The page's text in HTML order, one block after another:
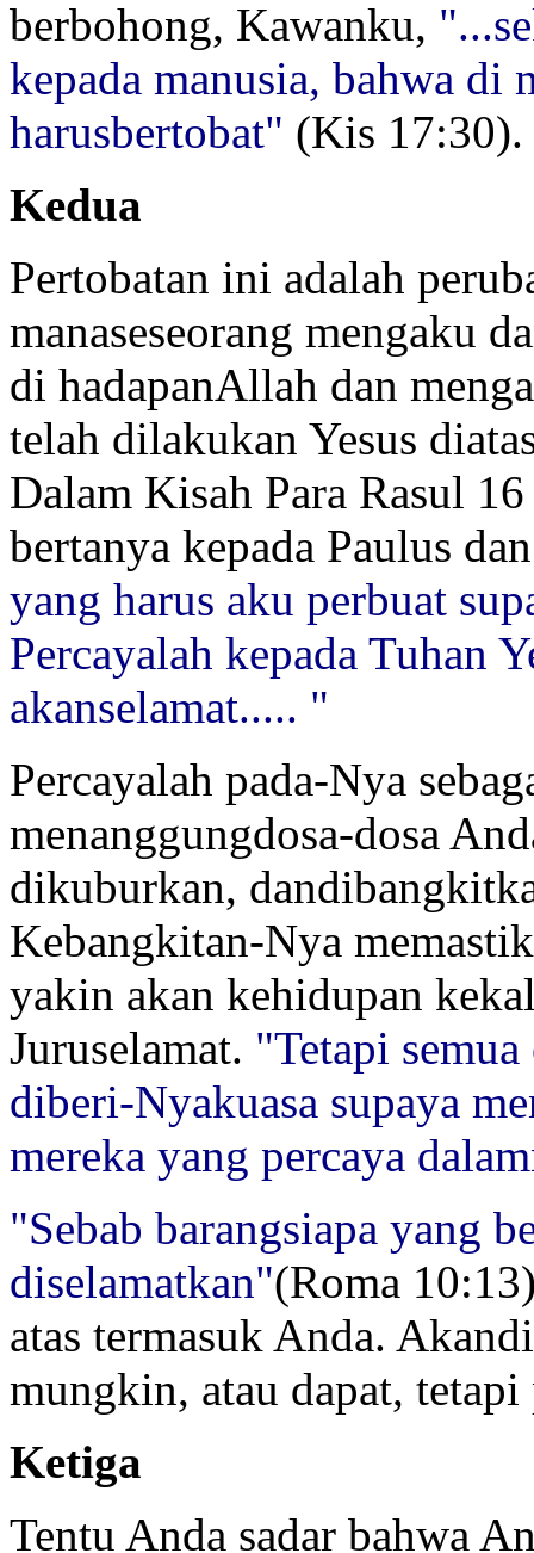
berbohong, Kawanku,
kepada manusia, bahwa di
harusbertobat" (Kis 17:30).
Kedua
Pertobatan ini adalah
manaseseorang mengaku
di hadapanAllah dan
telah dilakukan Yesus
Dalam Kisah Para Rasul
bertanya kepada Paulus
yang harus aku perbuat
Percayalah kepada Tuhan
akanselamat..... "
Percayalah pada-Nya
menanggungdosa-dosa
dikuburkan,
Kebangkitan-Nya
yakin akan kehidupan
Juruselamat. "Tetapi
diberi-Nyakuasa supaya
mereka yang percaya
"Sebab barangsiapa yang
diselamatkan"(Roma
atas termasuk Anda.
mungkin, atau dapat,
Ketiga
Tentu Anda sadar bahwa